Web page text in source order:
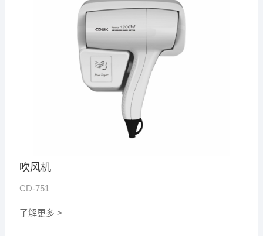
吹风机
CD-751
了解更多 >